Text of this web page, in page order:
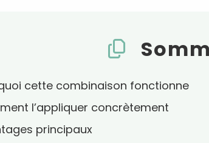
cette combinaison fonctionne
l’appliquer concrètement
principaux